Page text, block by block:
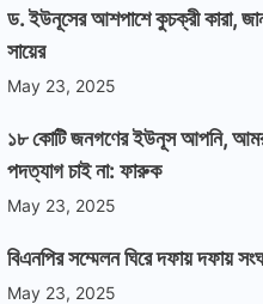
ড. ইউনূসের আশপাশে কুচক্রী কারা,
সায়ের
May 23, 2025
১৮ কোটি জনগণের ইউনূস আপনি,
পদত্যাগ চাই না: ফারুক
May 23, 2025
বিএনপির সম্মেলন ঘিরে দফায় দফায়
May 23, 2025